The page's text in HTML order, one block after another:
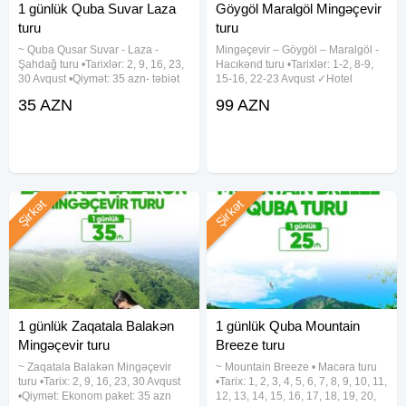
1 günlük Quba Suvar Laza
turu
~ Quba Qusar Suvar - Laza -
Şahdağ turu •Tarixlər: 2, 9, 16, 23,
30 Avqust •Qiymət: 35 azn- təbiət
Komfortlu nəqliyyat - Pozitiv və
35 AZN
Göygöl Maralgöl Mingəçevir
turu
Mingəçevir – Göygöl – Maralgöl -
Hacıkənd turu •Tarixlər: 1-2, 8-9,
15-16, 22-23 Avqust ✓Hotel
- RİVER SİDE 4★ - 109 azn -
99 AZN
1 günlük Zaqatala Balakən
Mingəçevir turu
~ Zaqatala Balakən Mingəçevir
turu •Tarix: 2, 9, 16, 23, 30 Avqust
•Qiymət: Ekonom paket: 35 azn
Şirkət
1 günlük Quba Mountain
Breeze turu
~ Mountain Breeze • Macəra turu
•Tarix: 1, 2, 3, 4, 5, 6, 7, 8, 9, 10, 11,
12, 13, 14, 15, 16, 17, 18, 19, 20,
Şirkət